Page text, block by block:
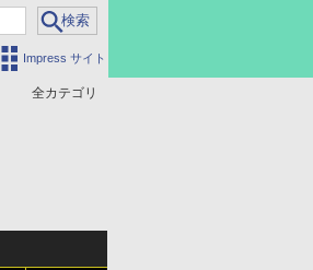
Impress サイト
全カテゴリ